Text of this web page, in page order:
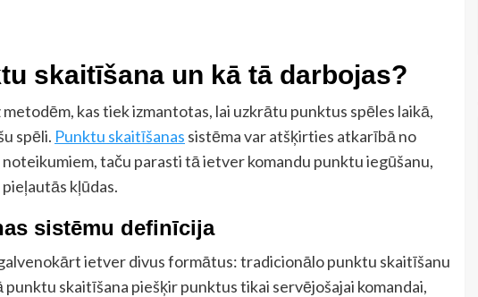
skaitīšana un kā tā darbojas?
kas tiek izmantotas, lai uzkrātu punktus spēles laikā,
spēli. Punktu skaitīšanas sistēma var atšķirties atkarībā no
taču parasti tā ietver komandu punktu iegūšanu,
kļūdas.
sistēmu definīcija
ietver divus formātus: tradicionālo punktu skaitīšanu
skaitīšana piešķir punktus tikai servējošajai komandai,